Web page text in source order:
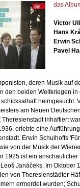
das
Victor
Hans
Erwin
Pavel
deren Musik auf
den beiden Weltkriegen
schicksalhaft heimgesucht.
am Neuen
Theresienstadt inhaftiert
erlebte eine
Erwin Schulhoffs
von der Musik der
1925 ist ein
Janáčeks. Im Oktober
von Theresienstädter
ermordet wurden;